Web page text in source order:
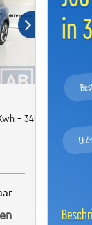
- 340pk *